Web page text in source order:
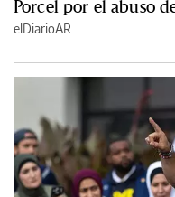
Porcel por el abuso
elDiarioAR